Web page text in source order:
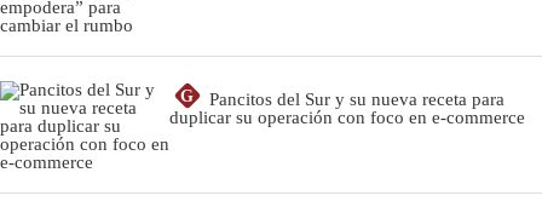
G
Pancitos del Sur y su nueva receta para
duplicar su operación con foco en e-commerce